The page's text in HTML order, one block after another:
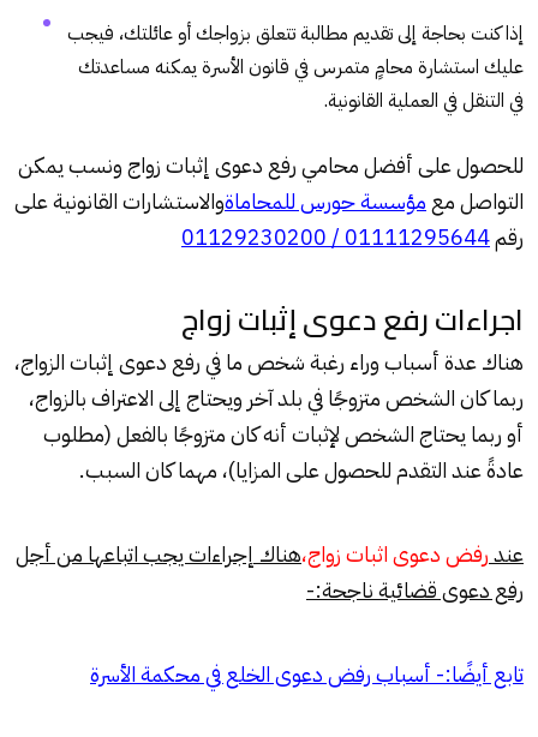
إذا كنت بحاجة إلى تقديم مطالبة تتعلق بزواجك أو عائلتك، فيجب
عليك استشارة محامٍ متمرس في قانون الأسرة يمكنه مساعدتك
في التنقل في العملية القانونية.
للحصول على أفضل محامي رفع دعوى إثبات زواج ونسب يمكن
التواصل مع مؤسسة حورس للمحاماةوالاستشارات القانونية على
رقم01111295644 / 01129230200
اجراءات رفع دعوى إثبات زواج
هناك عدة أسباب وراء رغبة شخص ما في رفع دعوى إثبات الزواج،
ربما كان الشخص متزوجًا في بلد آخر ويحتاج إلى الاعتراف بالزواج،
أو ربما يحتاج الشخص لإثبات أنه كان متزوجًا بالفعل (مطلوب
عادةً عند التقدم للحصول على المزايا)، مهما كان السبب.
عندرفض دعوى اثبات زواج،هناك إجراءات يجب اتباعها من أجل
رفع دعوى قضائية ناجحة:-
تابع أيضًا:- أسباب رفض دعوى الخلع في محكمة الأسرة